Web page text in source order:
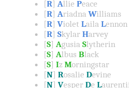
[R] Allie Peace
[R] Ariadna Williams
[R] Violet Laila Lennon
[R] Skylar Harvey
[S] Agusia Slytherin
[S] Albus Black
[S] Iz Morningstar
[N] Rosalie Devine
[N] Vesper De L